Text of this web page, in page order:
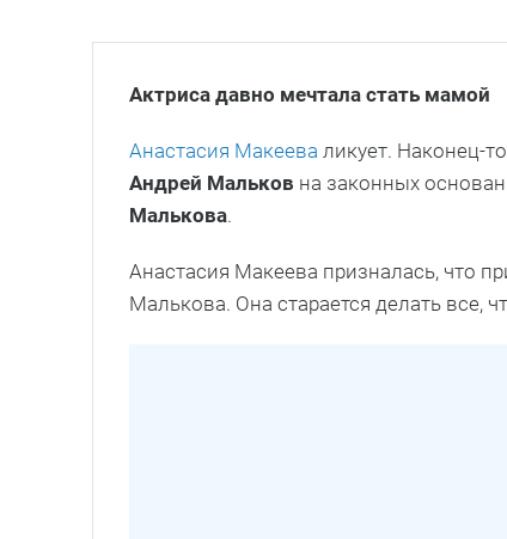
Актриса давно мечтала стать мамой
Анастасия Макеева ликует. Наконец-
Андрей Мальков на законных
Малькова.
Анастасия Макеева призналась, что
Малькова. Она старается делать все,